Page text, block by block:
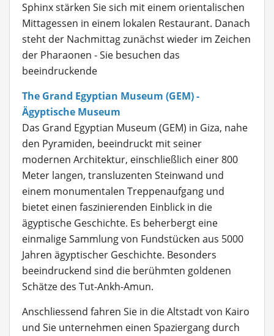
Sphinx stärken Sie sich mit einem orientalischen
Mittagessen in einem lokalen Restaurant. Danach
steht der Nachmittag zunächst wieder im Zeichen
der Pharaonen - Sie besuchen das
beeindruckende
The Grand Egyptian Museum (GEM) -
Ägyptische Museum
Das Grand Egyptian Museum (GEM) in Giza, nahe
den Pyramiden, beeindruckt mit seiner
modernen Architektur, einschließlich einer 800
Meter langen, transluzenten Steinwand und
einem monumentalen Treppenaufgang und
bietet einen faszinierenden Einblick in die
ägyptische Geschichte. Es beherbergt eine
einmalige Sammlung von Fundstücken aus 5000
Jahren ägyptischer Geschichte. Besonders
beeindruckend sind die berühmten goldenen
Schätze des Tut-Ankh-Amun.
Anschliessend fahren Sie in die Altstadt von Kairo
und Sie unternehmen einen Spaziergang durch